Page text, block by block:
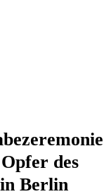
des
Berlin